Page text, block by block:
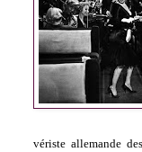
vériste allemande